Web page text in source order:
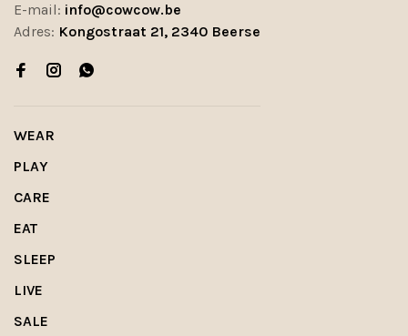
E-mail: info@cowcow.be
Adres: Kongostraat 21, 2340 Beerse
WEAR
PLAY
CARE
EAT
SLEEP
LIVE
SALE